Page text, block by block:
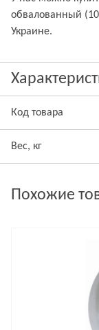
обвалованный
Украине.
Код товара
Вес, кг
Похожие